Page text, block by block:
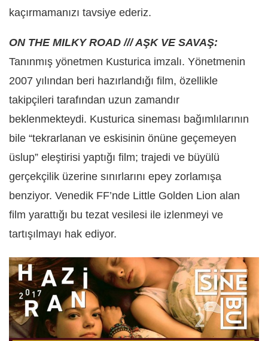
kaçırmamanızı tavsiye ederiz.
ON THE MILKY ROAD /// AŞK VE SAVAŞ:
Tanınmış yönetmen Kusturica imzalı. Yönetmenin
2007 yılından beri hazırlandığı film, özellikle
takipçileri tarafından uzun zamandır
beklenmekteydi. Kusturica sineması bağımlılarının
bile “tekrarlanan ve eskisinin önüne geçemeyen
üslup” eleştirisi yaptığı film; trajedi ve büyülü
gerçekçilik üzerine sınırlarını epey zorlamışa
benziyor. Venedik FF’nde Little Golden Lion alan
film yarattığı bu tezat vesilesi ile izlenmeyi ve
tartışılmayı hak ediyor.